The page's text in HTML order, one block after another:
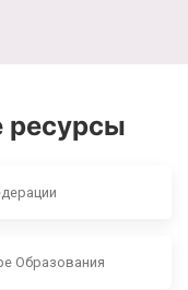
ресурсы
Образования